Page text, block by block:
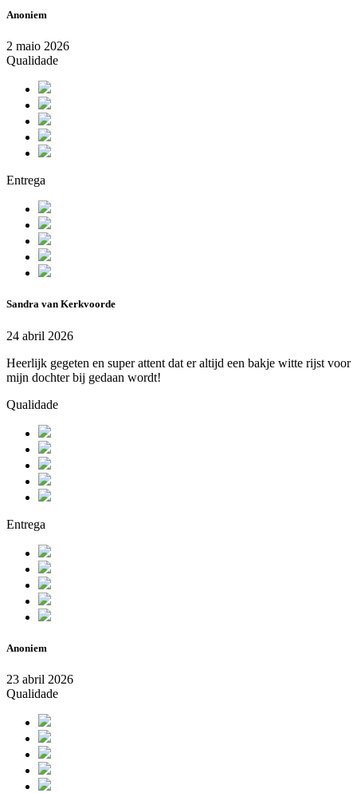
Anoniem
2 maio 2026
Qualidade
Entrega
Sandra van Kerkvoorde
24 abril 2026
Heerlijk gegeten en super attent dat er altijd een bakje witte rijst voor
mijn dochter bij gedaan wordt!
Qualidade
Entrega
Anoniem
23 abril 2026
Qualidade